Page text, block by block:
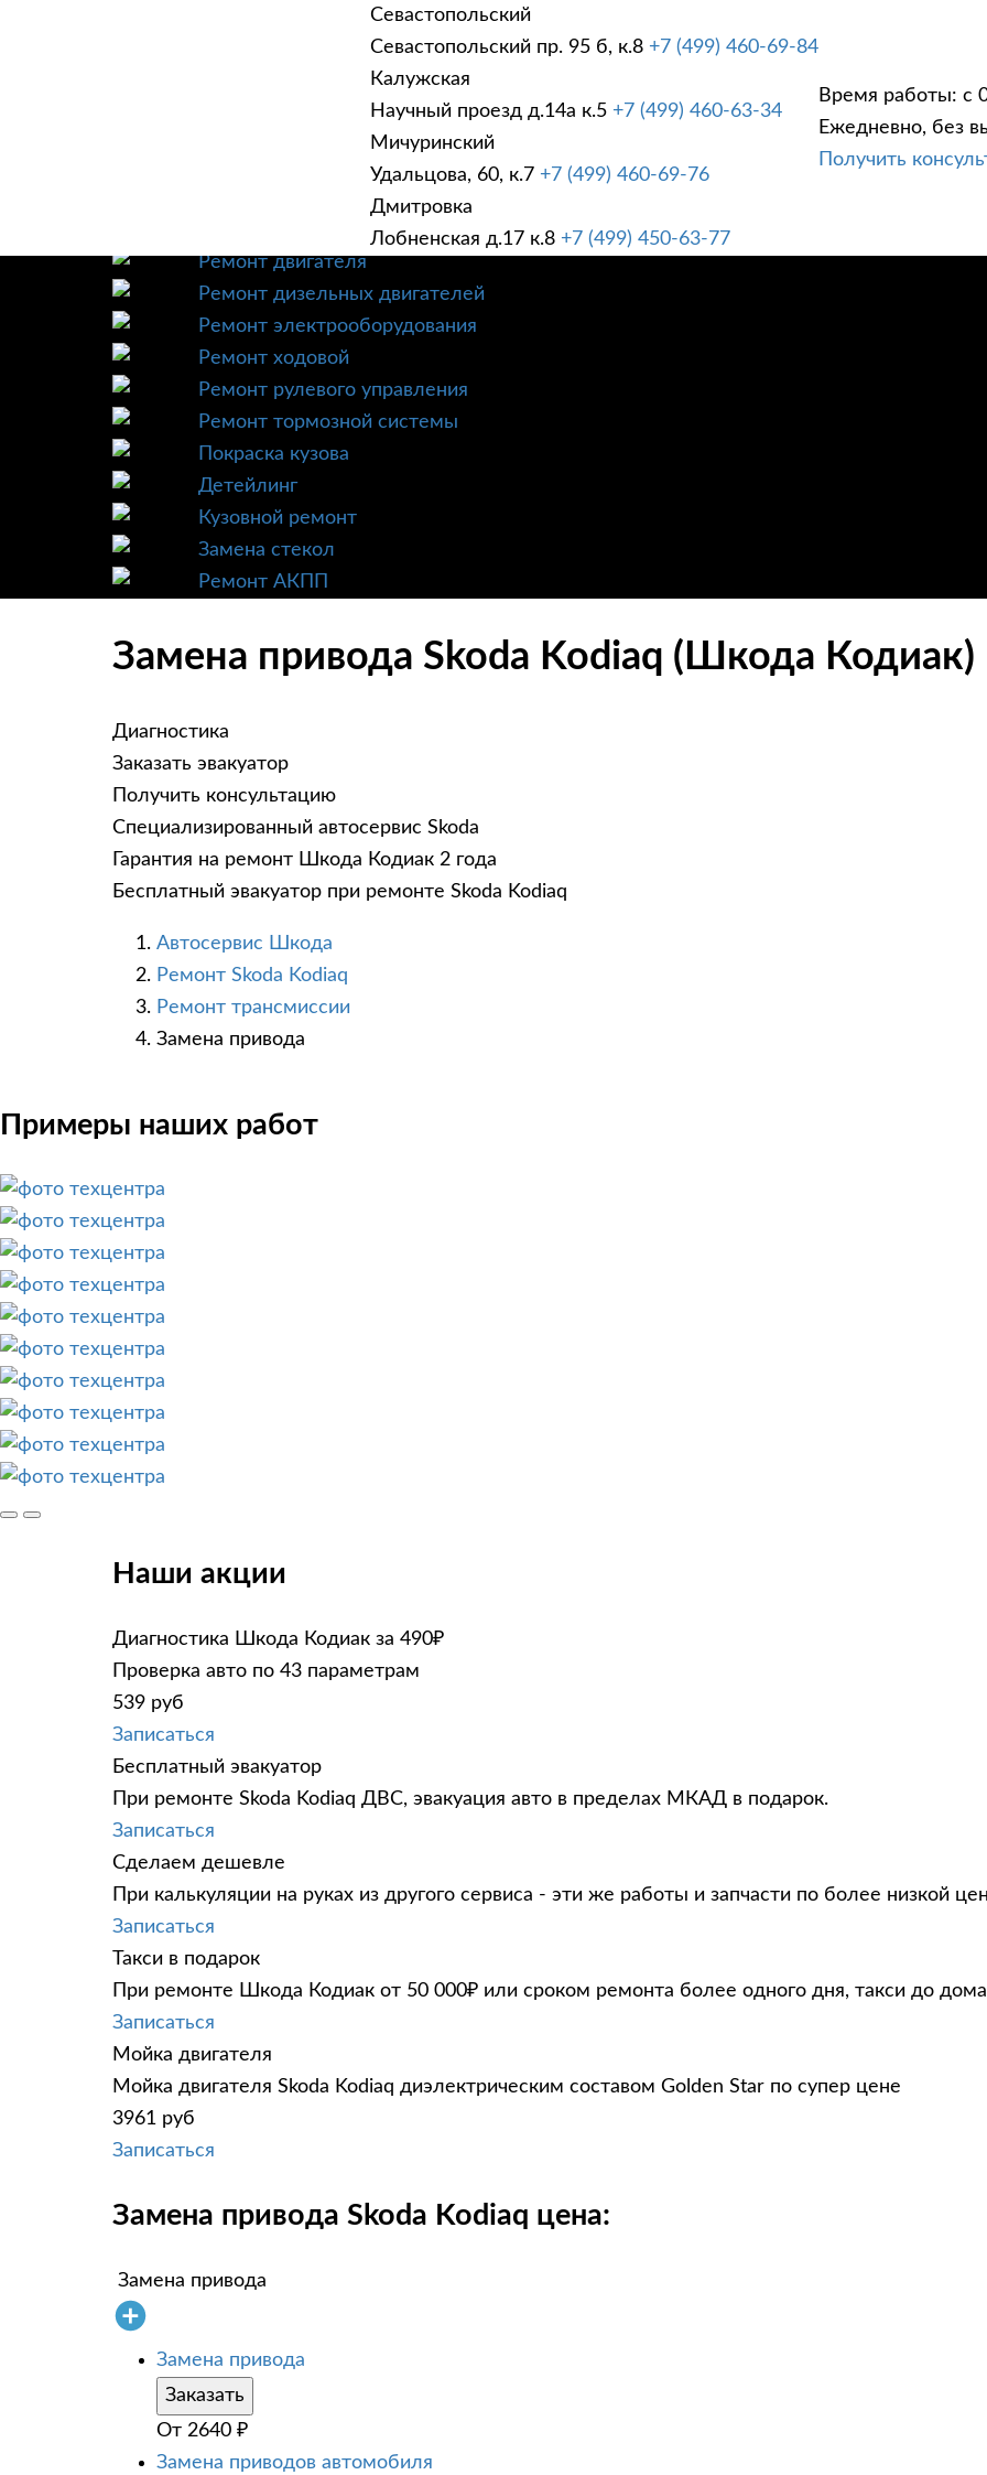
Севастопольский
Севастопольский пр. 95 б, к.8 +7 (499) 460-69-84
Калужская
Научный проезд д.14а к.5 +7 (499) 460-63-34
Мичуринский
Удальцова, 60, к.7 +7 (499) 460-69-76
Дмитровка
Лобненская д.17 к.8 +7 (499) 450-63-77
Время работы: с
Ежедневно, без
Получить
УСЛУГИ
Техническое обслуживание
Ремонт трансмиссии
Ремонт двигателя
Ремонт дизельных двигателей
Ремонт электрооборудования
Ремонт ходовой
Ремонт рулевого управления
Ремонт тормозной системы
Покраска кузова
Детейлинг
Кузовной ремонт
Замена стекол
Ремонт АКПП
Замена привода Skoda Kodiaq (Шкода Кодиак)
Диагностика
Заказать эвакуатор
Получить консультацию
Специализированный автосервис Skoda
Гарантия на ремонт Шкода Кодиак 2 года
Бесплатный эвакуатор при ремонте Skoda Kodiaq
Автосервис Шкода
Ремонт Skoda Kodiaq
Ремонт трансмиссии
Замена привода
Примеры наших работ
Наши акции
Диагностика Шкода Кодиак за 490₽
Проверка авто по 43 параметрам
539 руб
Записаться
Бесплатный эвакуатор
При ремонте Skoda Kodiaq ДВС, эвакуация авто в пределах МКАД в подарок.
Записаться
Сделаем дешевле
При калькуляции на руках из другого сервиса - эти же работы и запчасти по более низкой
Записаться
Такси в подарок
При ремонте Шкода Кодиак от 50 000₽ или сроком ремонта более одного дня, такси до
Записаться
Мойка двигателя
Мойка двигателя Skoda Kodiaq диэлектрическим составом Golden Star по супер цене
3961 руб
Записаться
Замена привода Skoda Kodiaq цена:
Замена привода
Замена привода
Заказать
От 2640 ₽
Замена приводов автомобиля